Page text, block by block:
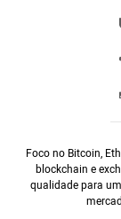
Foco no Bitcoin,
blockchain e
qualidade para